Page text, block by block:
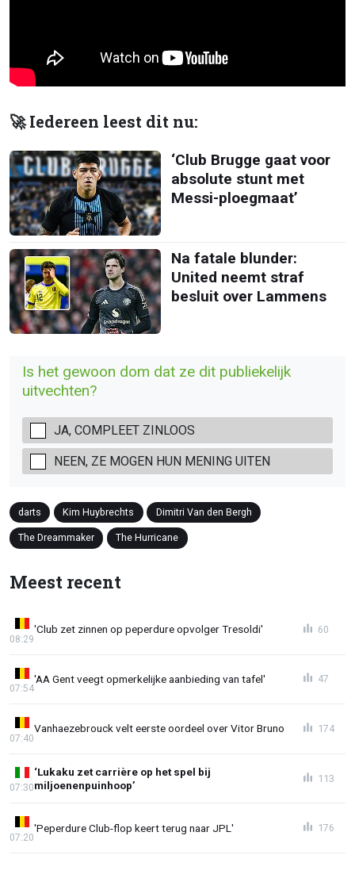
🚀 Iedereen leest dit nu:
‘Club Brugge gaat voor
absolute stunt met
Messi-ploegmaat’
Na fatale blunder:
United neemt straf
besluit over Lammens
Is het gewoon dom dat ze dit publiekelijk
uitvechten?
JA, COMPLEET ZINLOOS
NEEN, ZE MOGEN HUN MENING UITEN
darts Kim Huybrechts Dimitri Van den Bergh
The Dreammaker The Hurricane
Meest recent
'Club zet zinnen op peperdure opvolger Tresoldi'
08:29
60
'AA Gent veegt opmerkelijke aanbieding van tafel'
07:54
47
Vanhaezebrouck velt eerste oordeel over Vitor Bruno
07:40
174
‘Lukaku zet carrière op het spel bij
miljoenenpuinhoop’
07:30
113
'Peperdure Club-flop keert terug naar JPL'
07:20
176